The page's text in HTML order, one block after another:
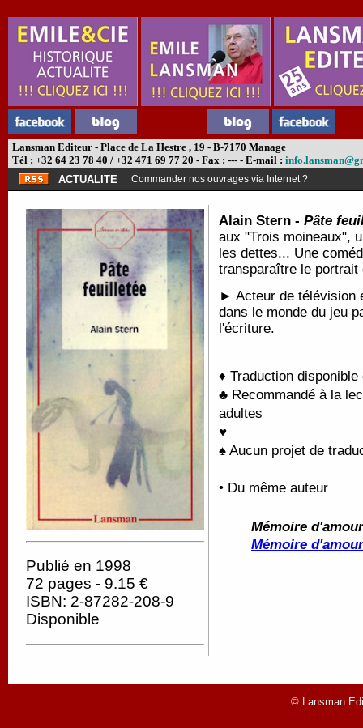
Lansman Editeur - Place de La Hestre , 19 - B-7170 Manage
Tél : +32 64 23 78 40 / +32 471 69 77 20 - Fax : --- - E-mail :
ACTUALITE
Commander nos ouvrages via Internet ?
Publié en 1998
72 pages - 9.15 €
ISBN: 2-87282-208-9
Disponible
Alain Stern - Pâte
aux "Trois moineaux",
les dettes... Une
transparaître le
► Acteur de télévision
dans le monde du jeu
l'écriture.
♦ Traduction
♣ Recommandé à la
adultes
♥
♠ Aucun projet de
• Du même auteur
Mémoire d'amour
Mémoire d'amour
© Lansman